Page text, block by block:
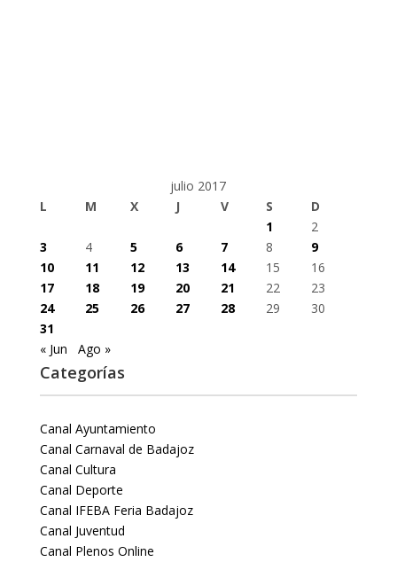
julio 2017
L
M X J V S
D
1
2
3
4 5 6 7 8
9
10
11 12 13 14 15
16
17
18 19 20 21 22
23
24
25 26 27 28 29
30
31
« Jun
Ago »
Categorías
Canal Ayuntamiento
Canal Carnaval de Badajoz
Canal Cultura
Canal Deporte
Canal IFEBA Feria Badajoz
Canal Juventud
Canal Plenos Online